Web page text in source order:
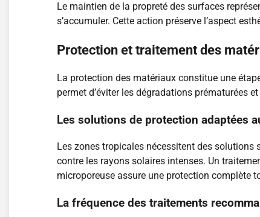
Le maintien de la propreté des surfaces
s’accumuler. Cette action préserve l’aspect
Protection et traitement des
La protection des matériaux constitue une
permet d’éviter les dégradations prématurées
Les solutions de protection adaptées
Les zones tropicales nécessitent des solutions
contre les rayons solaires intenses. Un
microporeuse assure une protection complète
La fréquence des traitements